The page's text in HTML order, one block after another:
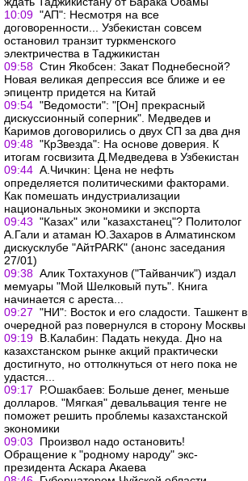
10:09 "АП": Несмотря на все
договоренности... Узбекистан совсем
остановил транзит туркменского
электричества в Таджикистан
09:58 Стин Якобсен: Закат Поднебесной?
Новая великая депрессия все ближе и ее
эпицентр придется на Китай
09:54 "Ведомости": "[Он] прекрасный
дискуссионный соперник". Медведев и
Каримов договорились о двух СП за два дня
09:48 "КрЗвезда": На основе доверия. К
итогам госвизита Д.Медведева в Узбекистан
09:44 А.Чичкин: Цена не нефть
определяется политическими факторами.
Как помешать индустриализации
национальных экономики и экспорта
09:43 "Казах" или "казахстанец"? Политолог
А.Гали и атаман Ю.Захаров в Алматинском
дискусклубе "АйтPARK" (анонс заседания
27/01)
09:38 Алик Тохтахунов ("Тайванчик") издал
мемуары "Мой Шелковый путь". Книга
начинается с ареста...
09:27 "НИ": Восток и его сладости. Ташкент в
очередной раз повернулся в сторону Москвы
09:19 В.Калабин: Падать некуда. Дно на
казахстанском рынке акций практически
достигнуто, но оттолкнуться от него пока не
удастся...
09:17
Р.Ошакбаев: Больше денег, меньше
долларов. "Мягкая" девальвация тенге не
поможет решить проблемы казахстанской
экономики
09:03
Произвол надо остановить!
Обращение к "родному народу" экс-
президента Аскара Акаева